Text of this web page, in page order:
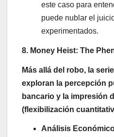
este caso para
puede nublar el
experimentados.
8. Money Heist: The
Más allá del robo, la
exploran la percepción
bancario y la impresión
(flexibilización
Análisis